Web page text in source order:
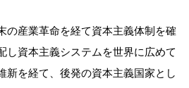
産業革命を経て資本主義体制を確
し資本主義システムを世界に広めて
新を経て、後発の資本主義国家とし